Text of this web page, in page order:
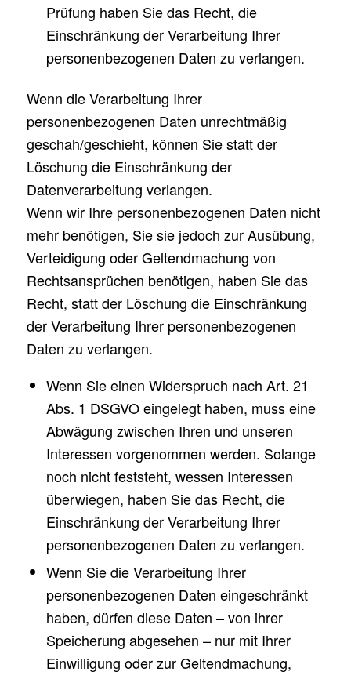
Prüfung haben Sie das Recht, die
Einschränkung der Verarbeitung Ihrer
personenbezogenen Daten zu verlangen.
Wenn die Verarbeitung Ihrer
personenbezogenen Daten unrechtmäßig
geschah/geschieht, können Sie statt der
Löschung die Einschränkung der
Datenverarbeitung verlangen.
Wenn wir Ihre personenbezogenen Daten nicht
mehr benötigen, Sie sie jedoch zur Ausübung,
Verteidigung oder Geltendmachung von
Rechtsansprüchen benötigen, haben Sie das
Recht, statt der Löschung die Einschränkung
der Verarbeitung Ihrer personenbezogenen
Daten zu verlangen.
Wenn Sie einen Widerspruch nach Art. 21
Abs. 1 DSGVO eingelegt haben, muss eine
Abwägung zwischen Ihren und unseren
Interessen vorgenommen werden. Solange
noch nicht feststeht, wessen Interessen
überwiegen, haben Sie das Recht, die
Einschränkung der Verarbeitung Ihrer
personenbezogenen Daten zu verlangen.
Wenn Sie die Verarbeitung Ihrer
personenbezogenen Daten eingeschränkt
haben, dürfen diese Daten – von ihrer
Speicherung abgesehen – nur mit Ihrer
Einwilligung oder zur Geltendmachung,